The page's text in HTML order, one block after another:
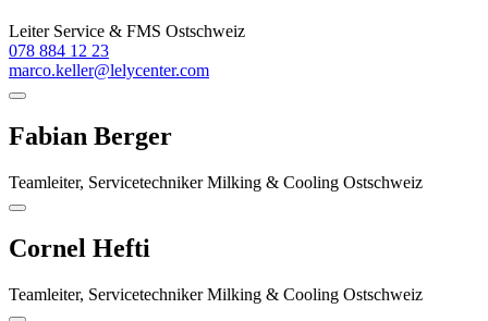
Leiter Service & FMS Ostschweiz
078 884 12 23
marco.keller@lelycenter.com
Fabian Berger
Teamleiter, Servicetechniker Milking & Cooling Ostschweiz
Cornel Hefti
Teamleiter, Servicetechniker Milking & Cooling Ostschweiz